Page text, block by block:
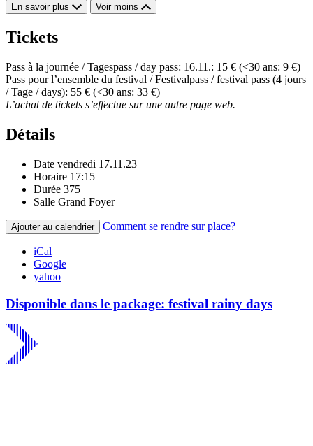
En savoir plus Voir moins
Tickets
Pass à la journée / Tagespass / day pass: 16.11.: 15 € (<30 ans: 9 €)
Pass pour l’ensemble du festival / Festivalpass / festival pass (4 jours
/ Tage / days): 55 € (<30 ans: 33 €)
L’achat de tickets s’effectue sur une autre page web.
Détails
Date vendredi 17.11.23
Horaire 17:15
Durée 375
Salle Grand Foyer
Ajouter au calendrier Comment se rendre sur place?
iCal
Google
yahoo
Disponible dans le package: festival rainy days